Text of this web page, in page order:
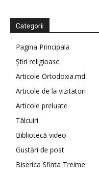
Categorii
Pagina Principala
Știri religioase
Articole Ortodoxia.md
Articole de la vizitatori
Articole preluate
Tâlcuiri
Bibliotecă video
Gustări de post
Biserica Sfinta Treime